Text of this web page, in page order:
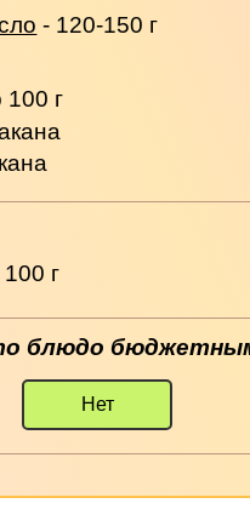
- 120-150 г
г
г
блюдо
Нет